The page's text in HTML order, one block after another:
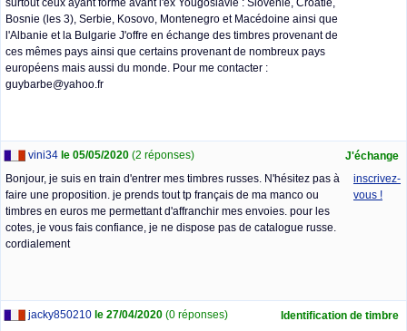
surtout ceux ayant formé avant l'ex Yougoslavie : Slovénie, Croatie,
Bosnie (les 3), Serbie, Kosovo, Montenegro et Macédoine ainsi que
l'Albanie et la Bulgarie J'offre en échange des timbres provenant de
ces mêmes pays ainsi que certains provenant de nombreux pays
européens mais aussi du monde. Pour me contacter :
guybarbe@yahoo.fr
vini34 le 05/05/2020 (2 réponses)
J'échange
Bonjour, je suis en train d'entrer mes timbres russes. N'hésitez pas à
faire une proposition. je prends tout tp français de ma manco ou
timbres en euros me permettant d'affranchir mes envoies. pour les
cotes, je vous fais confiance, je ne dispose pas de catalogue russe.
cordialement
inscrivez-
vous !
jacky850210 le 27/04/2020 (0 réponses)
Identification de timbre